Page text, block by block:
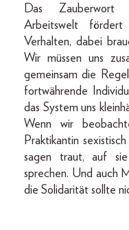
Das Zauberwort
Arbeitswelt fördert
Verhalten, dabei
Wir müssen uns
gemeinsam die
fortwährende
das System uns
Wenn wir
Praktikantin
sagen traut, auf
sprechen. Und auch
die Solidarität sollte